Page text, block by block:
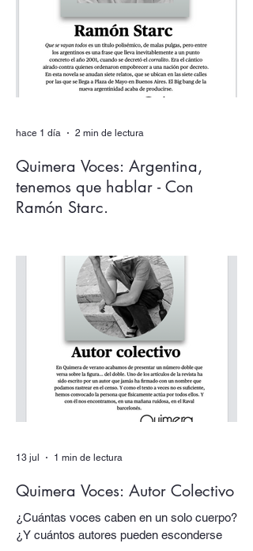
Quimera Voces: Argentina,
tenemos que hablar - Con
Ramón Starc.
desquiciada de sus gobernantes, sus
papas y sus tótems… todo nos empuja
una vez más a volver los ojos a Argentina,
pensarla e interpelarla… que es
justamente lo que nos facilita el argentino
Ramón Starc en su primera novela, Que
se vayan todos (Candaya).
hace 1 día 2 min de lectura
Quimera Voces: Autor Colectivo
¿Cuántas voces caben en un solo cuerpo?
¿Y cuántos autores pueden esconderse
13 jul 1 min de lectura